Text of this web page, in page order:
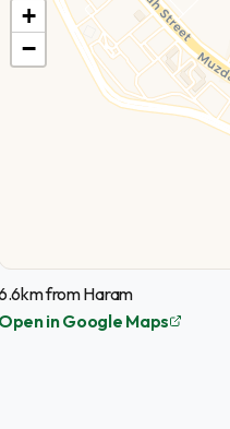
+
−
from Haram
Open in Google Maps